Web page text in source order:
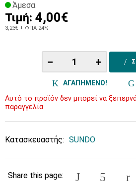
Άμεσα
Τιμή: 4,00€
3,23€ + ΦΠΑ 24%
− +
ΑΓΑΠΗΜΕΝΟ!
Αυτό το προϊόν δεν μπορεί να
παραγγελία
Κατασκευαστής: SUNDO
Share this page: